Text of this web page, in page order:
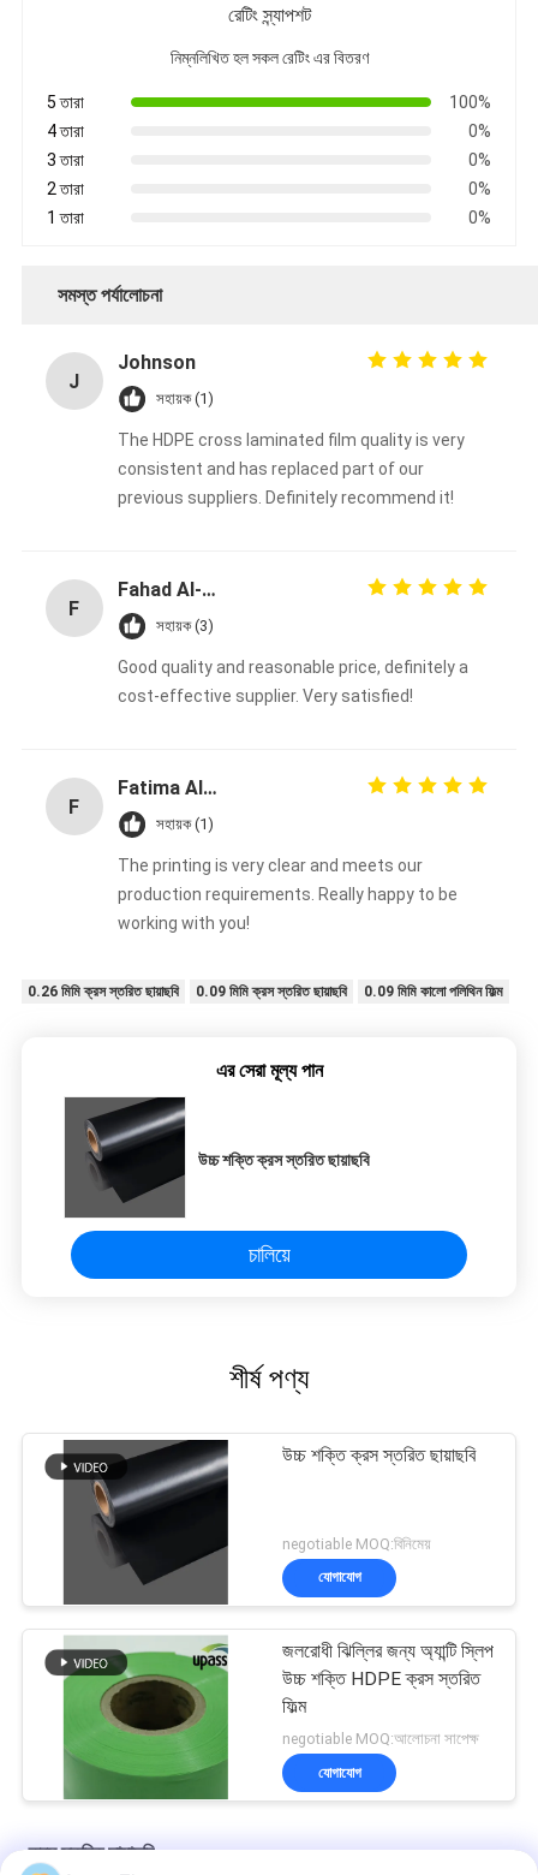
রেটিং স্ন্যাপশট
নিম্নলিখিত হল সকল রেটিং এর বিতরণ
5 তারা
100%
4 তারা
0%
3 তারা
0%
2 তারা
0%
1 তারা
0%
সমস্ত পর্যালোচনা
J
Johnson
সহায়ক (1)
The HDPE cross laminated film quality is very
consistent and has replaced part of our
previous suppliers. Definitely recommend it!
F
Fahad Al-Sabah
সহায়ক (3)
Good quality and reasonable price, definitely a
cost-effective supplier. Very satisfied!
F
Fatima Al-Nuaimi
সহায়ক (1)
The printing is very clear and meets our
production requirements. Really happy to be
working with you!
0.26 মিমি ক্রস স্তরিত ছায়াছবি 0.09 মিমি ক্রস স্তরিত ছায়াছবি 0.09 মিমি কালো পলিথিন ফিল্ম
এর সেরা মূল্য পান
উচ্চ শক্তি ক্রস স্তরিত ছায়াছবি
চালিয়ে
শীর্ষ পণ্য
উচ্চ শক্তি ক্রস স্তরিত ছায়াছবি
negotiable MOQ:বিনিমেয়
যোগাযোগ
জলরোধী ঝিল্লির জন্য অ্যান্টি স্লিপ
উচ্চ শক্তি HDPE ক্রস স্তরিত
ফিল্ম
negotiable MOQ:আলোচনা সাপেক্ষ
যোগাযোগ
ক্রস স্তরিত ছায়াছবি